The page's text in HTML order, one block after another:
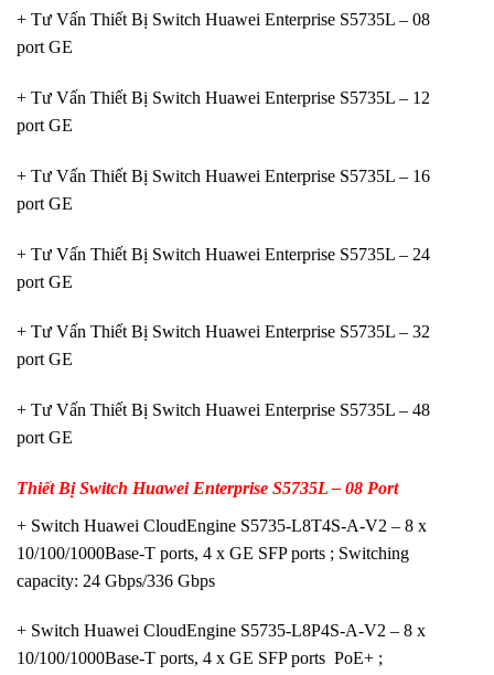
+ Tư Vấn Thiết Bị Switch Huawei Enterprise S5735L – 08
port GE
+ Tư Vấn Thiết Bị Switch Huawei Enterprise S5735L – 12
port GE
+ Tư Vấn Thiết Bị Switch Huawei Enterprise S5735L – 16
port GE
+ Tư Vấn Thiết Bị Switch Huawei Enterprise S5735L – 24
port GE
+ Tư Vấn Thiết Bị Switch Huawei Enterprise S5735L – 32
port GE
+ Tư Vấn Thiết Bị Switch Huawei Enterprise S5735L – 48
port GE
Thiết Bị Switch Huawei Enterprise S5735L – 08 Port
+ Switch Huawei CloudEngine S5735-L8T4S-A-V2 – 8 x
10/100/1000Base-T ports, 4 x GE SFP ports ; Switching
capacity: 24 Gbps/336 Gbps
+ Switch Huawei CloudEngine S5735-L8P4S-A-V2 – 8 x
10/100/1000Base-T ports, 4 x GE SFP ports PoE+ ;